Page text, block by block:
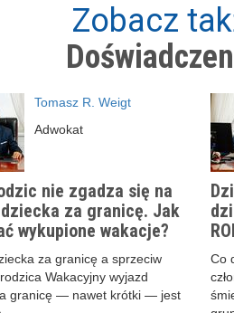
Zobacz
Tomasz R. Weigt
Adwokat
nie zgadza się na
za granicę. Jak
wykupione wakacje?
za granicę a sprzeciw
Wakacyjny wyjazd
granicę — nawet krótki — jest
Co